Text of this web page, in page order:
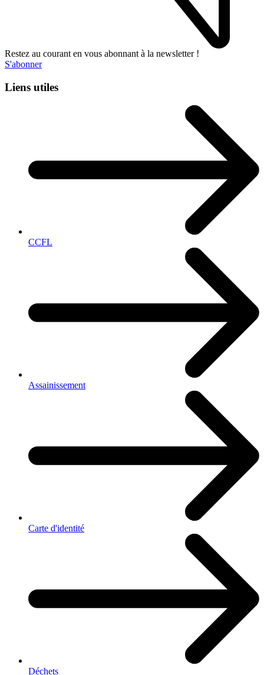
Restez au courant en vous abonnant à la newsletter !
S'abonner
Liens utiles
CCFL
Assainissement
Carte d'identité
Déchets